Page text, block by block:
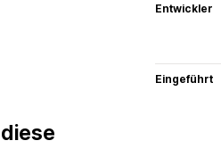
Entwickler
Eingeführt